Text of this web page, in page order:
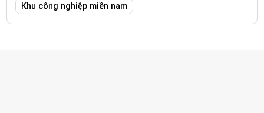
Khu công nghiệp miền nam